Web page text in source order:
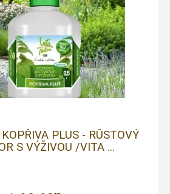
PLUS - RŮSTOVÝ
S VÝŽIVOU /VITA ...